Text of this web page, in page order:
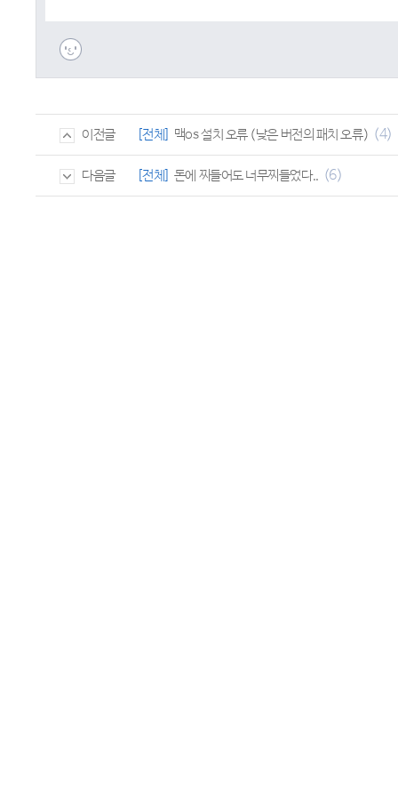
이전글 [전체] 맥os 설치 오류 (낮은 버전의 패치 오류) (4)
다음글 [전체] 돈에 찌들어도 너무찌들었다.. (6)